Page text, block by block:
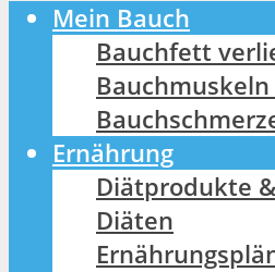
Mein Bauch
Bauchfett
Ernährung
Diätprodukte
Diäten